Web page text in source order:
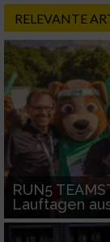
RELEVANTE
RUN5
Lauftagen
Werbung